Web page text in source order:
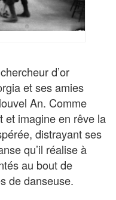
d’or
et ses amies
An. Comme
et imagine en rêve la
distrayant ses
qu’il réalise à
au bout de
de danseuse.